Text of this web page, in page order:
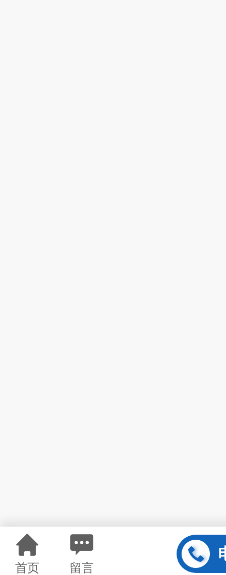
首页 留言